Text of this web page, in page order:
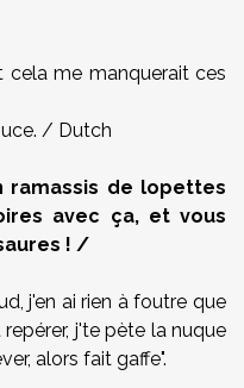
cela me manquerait ces
/ Dutch
ramassis de lopettes
avec ça, et vous
! /
j'en ai rien à foutre que
j'te pète la nuque
alors fait gaffe".